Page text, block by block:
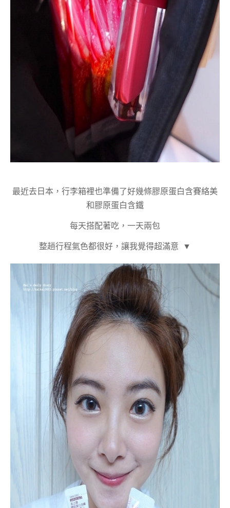
最近去日本，行李箱裡也準備了好幾條膠原蛋白含賽絡美
和膠原蛋白含鐵
每天搭配著吃，一天兩包
整趟行程氣色都很好，讓我覺得超滿意 ▼